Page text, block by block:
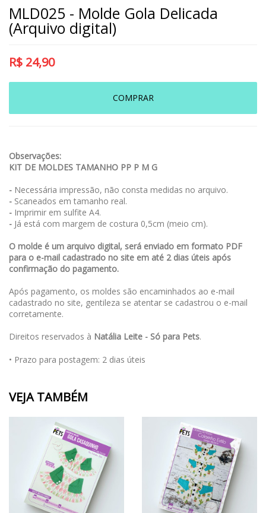
MLD025 - Molde Gola Delicada
(Arquivo digital)
R$ 24,90
COMPRAR
Observações:
KIT DE MOLDES TAMANHO PP P M G
- Necessária impressão, não consta medidas no arquivo.
- Scaneados em tamanho real.
- Imprimir em sulfite A4.
- Já está com margem de costura 0,5cm (meio cm).
O molde é um arquivo digital, será enviado em formato PDF
para o e-mail cadastrado no site em até 2 dias úteis após
confirmação do pagamento.
Após pagamento, os moldes são encaminhados ao e-mail
cadastrado no site, gentileza se atentar se cadastrou o e-mail
corretamente.
Direitos reservados à Natália Leite - Só para Pets.
• Prazo para postagem: 2 dias úteis
VEJA TAMBÉM